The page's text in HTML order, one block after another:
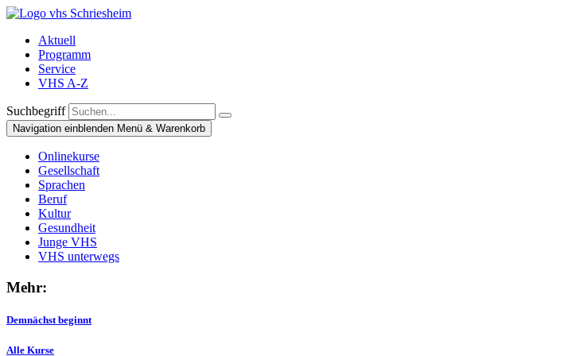
Aktuell
Programm
Service
VHS A-Z
Suchbegriff
Navigation einblenden Menü & Warenkorb
Onlinekurse
Gesellschaft
Sprachen
Beruf
Kultur
Gesundheit
Junge VHS
VHS unterwegs
Mehr:
Demnächst beginnt
Alle Kurse